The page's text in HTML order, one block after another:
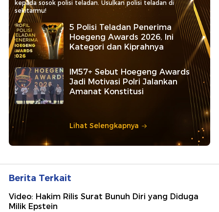
kepada sosok polisi teladan. Usulkan polisi teladan di
sekitarmu!
5 Polisi Teladan Penerima
Hoegeng Awards 2026, Ini
Kategori dan Kiprahnya
IM57+ Sebut Hoegeng Awards
Jadi Motivasi Polri Jalankan
Amanat Konstitusi
Lihat Selengkapnya
Berita Terkait
Video: Hakim Rilis Surat Bunuh Diri yang Diduga
Milik Epstein